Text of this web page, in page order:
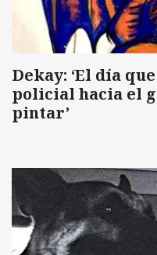
Dekay: ‘El día
policial hacia el
pintar’